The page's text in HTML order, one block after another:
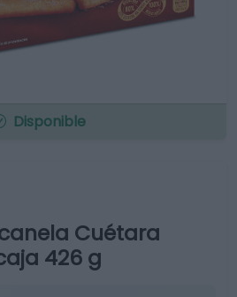
Disponible
Cuétara
426 g